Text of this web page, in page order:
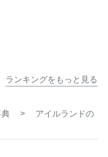
ランキングをもっと見る
>
アイルランドの